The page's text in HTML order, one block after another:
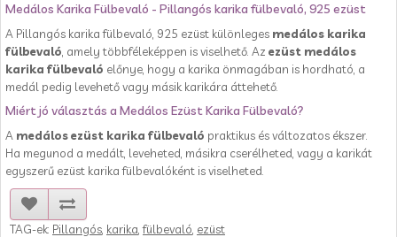
Medálos Karika Fülbevaló - Pillangós karika fülbevaló, 925 ezüst
A Pillangós karika fülbevaló, 925 ezüst különleges medálos karika
fülbevaló , amely többféleképpen is viselhető. Az ezüst medálos
karika fülbevaló előnye, hogy a karika önmagában is hordható, a
medál pedig levehető vagy másik karikára áttehető.
Miért jó választás a Medálos Ezüst Karika Fülbevaló?
A medálos ezüst karika fülbevaló praktikus és változatos ékszer.
Ha megunod a medált, leveheted, másikra cserélheted, vagy a karikát
egyszerű ezüst karika fülbevalóként is viselheted.
TAG-ek: Pillangós karika ,fülbevaló ezüst